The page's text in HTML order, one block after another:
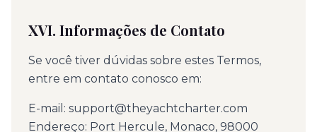
XVI. Informações de Contato
Se você tiver dúvidas sobre estes Termos,
entre em contato conosco em:
E-mail: support@theyachtcharter.com
Endereço: Port Hercule, Monaco, 98000